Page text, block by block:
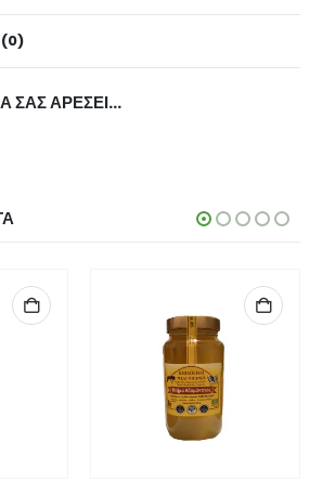
(0)
ΣΑΣ ΑΡΈΣΕΙ…